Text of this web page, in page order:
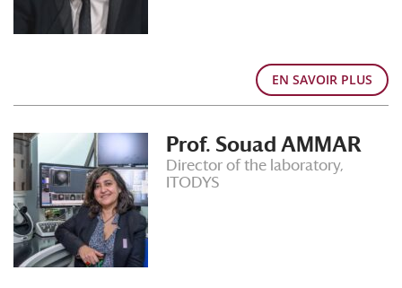
EN SAVOIR PLUS
Prof. Souad AMMAR
Director of the laboratory,
ITODYS